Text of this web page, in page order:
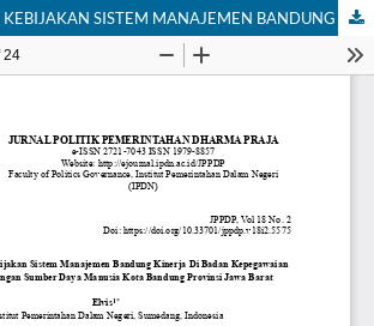
IMPLEMENTASI KEBIJAKAN SISTEM MANAJEMEN BANDUNG KINERJA DI BADAN KEPEGAWAIAN DAN PENGEMBANGAN SUMBER DAYA MANUSIA KOTA BANDUNG PROVINSI JAWA BARAT